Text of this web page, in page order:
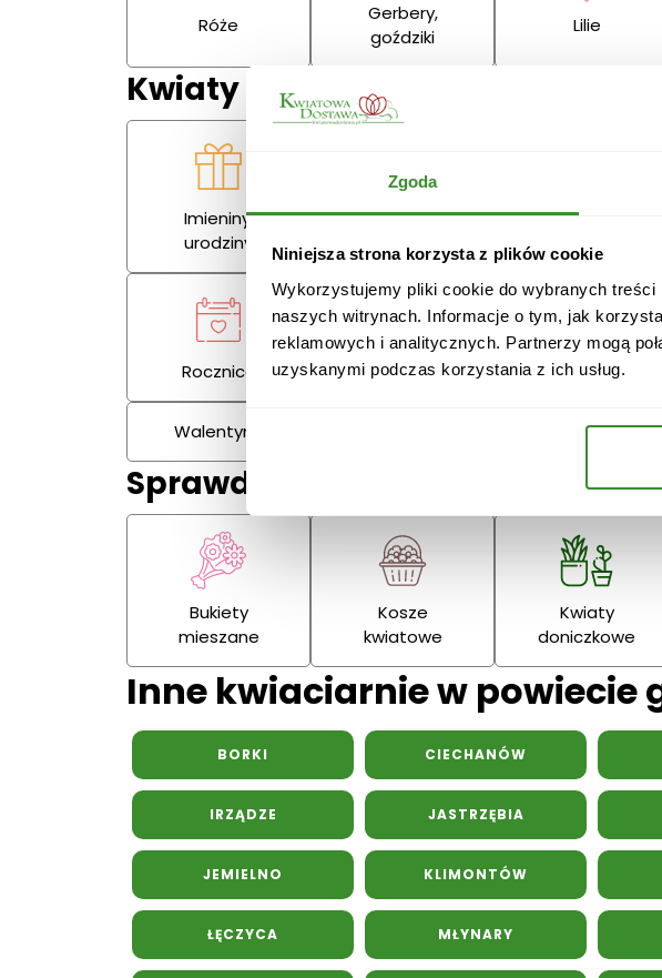
Zgoda
Niniejsza strona korzysta z plików cookie
Wykorzystujemy pliki cookie do wybranych
naszych witrynach. Informacje o tym, jak
reklamowych i analitycznych. Partnerzy mogą
uzyskanymi podczas korzystania z ich usług.
Róże
Gerbery,
goździki
Lilie
Kwiaty na każdą okazję
Imieniny,
urodziny
Rocznica Kondolencje Podziękowania
Walentynki Wielkanoc
Sprawdź również:
Bukiety
mieszane
Kosze
kwiatowe
Kwiaty
doniczkowe
Inne kwiaciarnie w powiecie
BORKI CIECHANÓW
IRZĄDZE JASTRZĘBIA
JEMIELNO KLIMONTÓW
ŁĘCZYCA MŁYNARY